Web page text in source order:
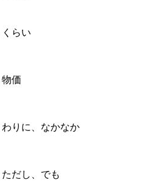
くらい
物価
わりに、なかなか
ただし、でも